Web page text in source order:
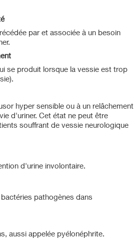
par et associée à un besoin
se produit lorsque la vessie est trop
hyper sensible ou à un relâchement
d'uriner. Cet état ne peut être
souffrant de vessie neurologique
d'urine involontaire.
pathogènes dans
aussi appelée pyélonéphrite.